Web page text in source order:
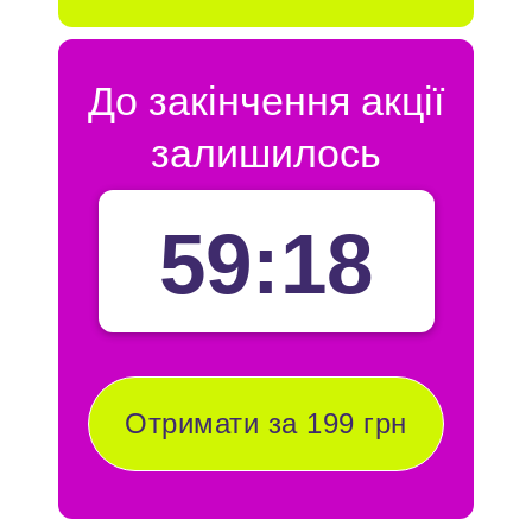
59:16
До закінчення акції
залишилось
Отримати за 199 грн